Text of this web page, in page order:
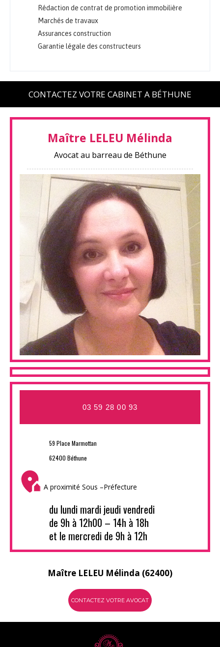
Rédaction de contrat de promotion immobilière
Marchés de travaux
Assurances construction
Garantie légale des constructeurs
CONTACTEZ VOTRE CABINET A BÉTHUNE
Maître LELEU Mélinda
Avocat au barreau de Béthune
+
Leaflet
03 59 28 00 93
59 Place Marmottan
62400 Béthune
A proximité Sous –Préfecture
du lundi mardi jeudi vendredi
de 9h à 12h00 – 14h à 18h
et le mercredi de 9h à 12h
Maître LELEU Mélinda (62400)
CONTACTEZ VOTRE AVOCAT